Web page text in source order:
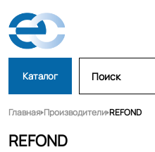
Каталог
Главная Производители REFOND
REFOND